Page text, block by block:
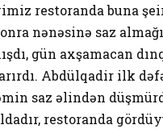
restoranda buna
nənəsinə saz almağı
gün axşamacan
Abdülqadir ilk
saz əlindən
restoranda